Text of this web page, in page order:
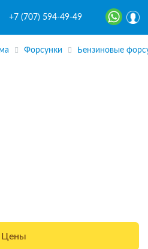
+7 (707) 594-49-49
Форсунки Бензиновые
Цены